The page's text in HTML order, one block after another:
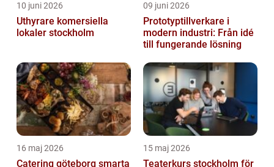
10 juni 2026
Uthyrare komersiella
lokaler stockholm
09 juni 2026
Prototyptillverkare i
modern industri: Från idé
till fungerande lösning
16 maj 2026
Catering göteborg smarta
15 maj 2026
Teaterkurs stockholm för